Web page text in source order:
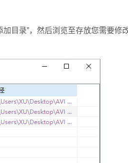
加目录”，然后浏览至存放您需要修